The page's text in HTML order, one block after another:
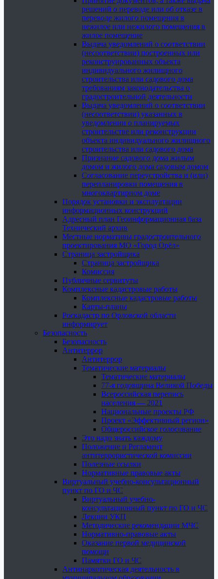
решений о переводе или об отказе в
переводе жилого помещения в
нежилое или нежилого помещения в
жилое помещение
Выдача уведомлений о соответствии
(несоответствии) построенных или
реконструированных объекта
индивидуального жилищного
строительства или садового дома
требованиям законодательства о
градостроительной деятельности
Выдача уведомлений о соответствии
(несоответствии) указанных в
уведомлении о планируемых
строительстве или реконструкции
объекта индивидуального жилищного
строительства или садового дома
Признание садового дома жилым
домом и жилого дома садовым домом
Согласование переустройства и (или)
перепланировки помещения в
многоквартирном доме
Порядок установки и эксплуатации
информационных конструкций
Адресный план Геоинформационная база
Технический архив
Местные нормативы градостроительного
проектирования МО «Город Орёл»
Страница застройщика
Страница застройщика
Комиссия
Публичные сервитуты
Комплексные кадастровые работы
Комплексные кадастровые работы
Карты-планы
Роскадастр по Орловской области
информирует
Безопасность
Безопасность
Антитеррор
Антитеррор
Тематические материалы
Тематические материалы
77-я годовщина Великой Победы
Всероссийская перепись
населения — 2021
Национальные проекты РФ
Проект «Эффективный регион»
Общероссийское голосование
Это надо знать каждому
Положение и Регламент
антитеррористической комиссии
Полезные ссылки
Нормативные правовые акты
Виртуальный учебно-консультационный
пункт по ГО и ЧС
Виртуальный учебно-
консультационный пункт по ГО и ЧС
Лекции УКП
Методические рекомендации МЧС
Нормативно-правовые акты
Оказание первой медицинской
помощи
Памятки ГО и ЧС
Антинаркотическая деятельность в